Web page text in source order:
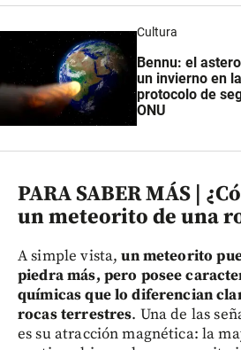
Cultura
Bennu: el
un invierno en
protocolo de
ONU
PARA SABER MÁS |
un meteorito de una
A simple vista, un meteorito
piedra más, pero posee
químicas que lo diferencian
rocas terrestres. Una de las
es su atracción magnética: la